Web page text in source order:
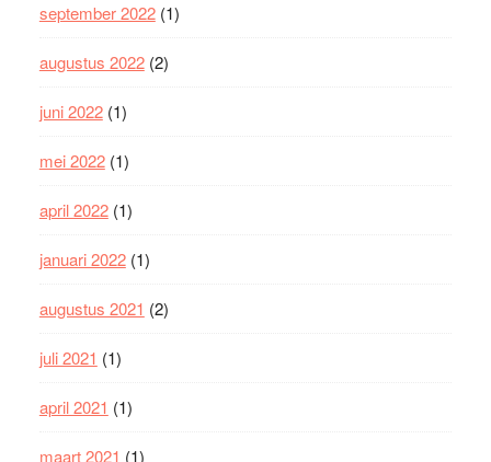
september 2022(1)
augustus 2022(2)
juni 2022(1)
mei 2022(1)
april 2022(1)
januari 2022(1)
augustus 2021 (2)
juli 2021 (1)
april 2021 (1)
maart 2021 (1)